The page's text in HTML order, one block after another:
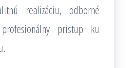
realizáciu, odborné
prístup ku